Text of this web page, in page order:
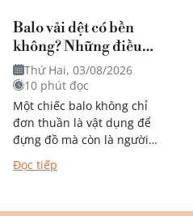
Balo vải dệt có bền
không? Những điều
bạn nên biết trước khi
quyết định mua
Thứ Hai, 03/08/2026
10 phút đọc
Một chiếc balo không chỉ
đơn thuần là vật dụng để
đựng đồ mà còn là người
bạn đồng hành trong từng
chặng đường học tập,...
Đọc tiếp